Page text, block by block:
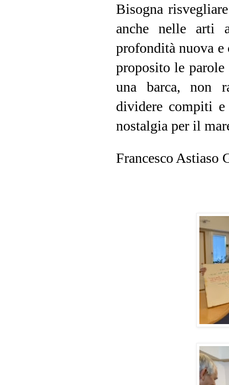
Bisogna
anche nelle arti
profondità nuova
proposito le
una barca, non
dividere compiti
nostalgia per il
Francesco Astiaso